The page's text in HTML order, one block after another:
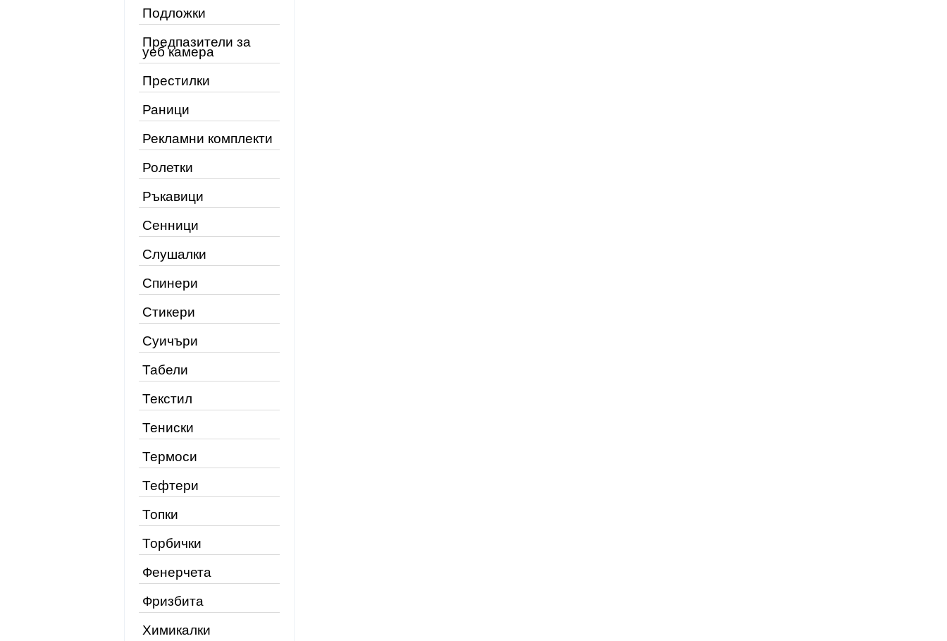
Подложки
Предпазители за
уеб камера
Престилки
Раници
Рекламни комплекти
Ролетки
Ръкавици
Сенници
Слушалки
Спинери
Стикери
Суичъри
Табели
Текстил
Тениски
Термоси
Тефтери
Топки
Торбички
Фенерчета
Фризбита
Химикалки